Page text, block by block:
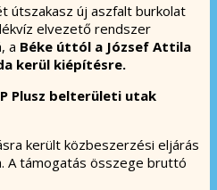
útszakasz új aszfalt burkolat
elvezető rendszer
a Béke úttól a József Attila
kerül kiépítésre.
Plusz belterületi utak
került közbeszerzési eljárás
A támogatás összege bruttó